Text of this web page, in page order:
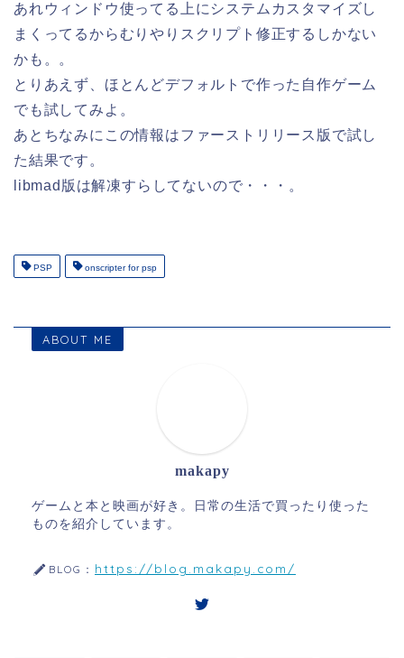
あれウィンドウ使ってる上にシステムカスタマイズし
まくってるからむりやりスクリプト修正するしかない
かも。。
とりあえず、ほとんどデフォルトで作った自作ゲーム
でも試してみよ。
あとちなみにこの情報はファーストリリース版で試し
た結果です。
libmad版は解凍すらしてないので・・・。
PSP onscripter for psp
ABOUT ME
makapy
ゲームと本と映画が好き。日常の生活で買ったり使った
ものを紹介しています。
BLOG： https://blog.makapy.com/